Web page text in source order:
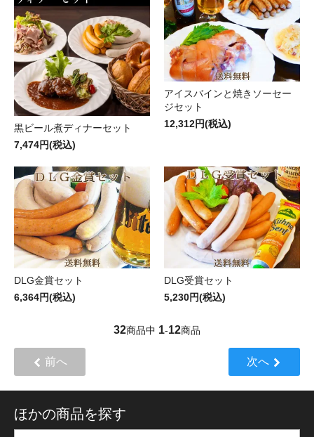
黒ビール煮ディナーセット
7,474円(税込)
アイスバインと焼きソーセー
ジセット
12,312円(税込)
DLG金賞セット
6,364円(税込)
DLG受賞セット
5,230円(税込)
32商品中 1-12商品
前へ 次へ
ほかの商品を探す